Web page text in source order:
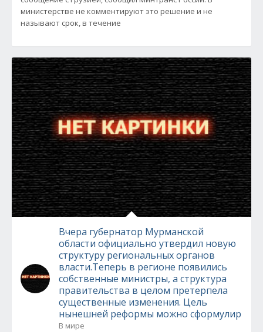
министерстве не комментируют это решение и не
называют срок, в течение
Вчера губернатор Мурманской
области официально утвердил новую
структуру региональных органов
власти.Теперь в регионе появились
собственные министры, а структура
правительства в целом претерпела
существенные изменения. Цель
нынешней реформы можно сформулир
В мире